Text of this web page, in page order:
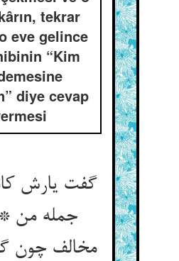
tekrar
eve gelince
“Kim
diye cevap
گفت یارش
جمله من
مخالف چون